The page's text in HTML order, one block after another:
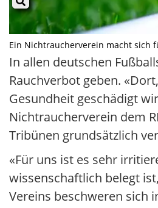
Ein Nichtraucherverein macht sich
In allen deutschen
Rauchverbot geben.
Gesundheit geschädigt
Nichtraucherverein dem
Tribünen grundsätzlich
«Für uns ist es sehr
wissenschaftlich belegt
Vereins beschweren sich